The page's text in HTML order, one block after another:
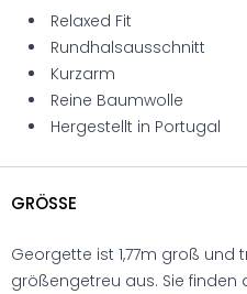
Relaxed Fit
Rundhalsausschnitt
Kurzarm
Reine Baumwolle
Hergestellt in Portugal
GRÖSSE
Georgette ist 1,77m groß und
größengetreu aus. Sie